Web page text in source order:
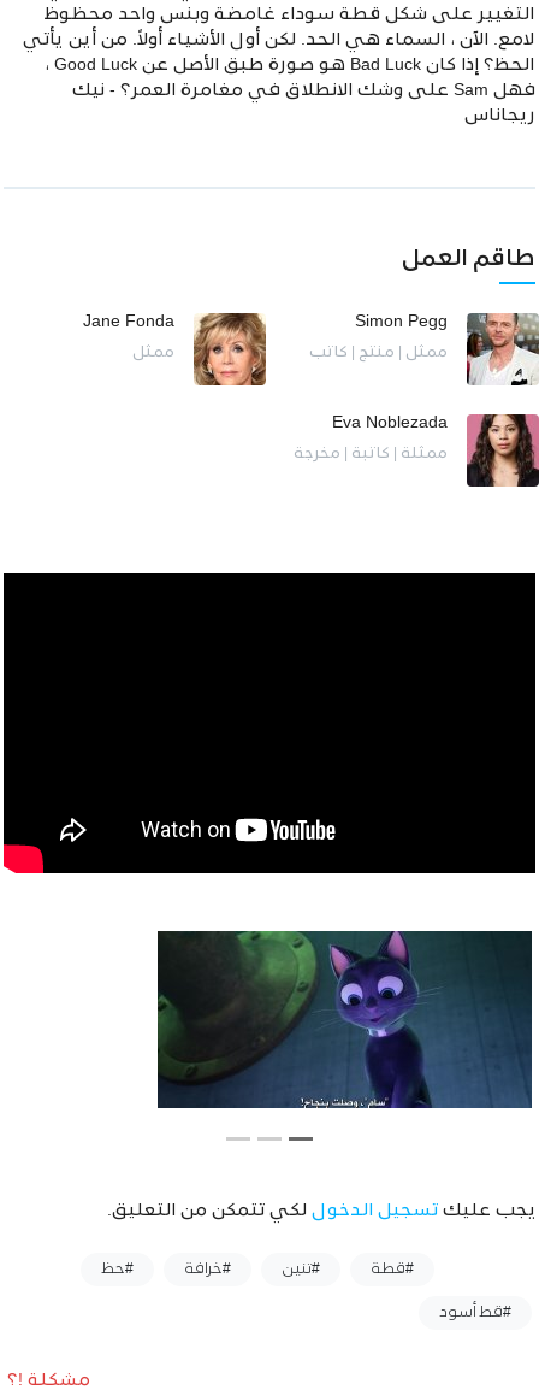
التغيير على شكل قطة سوداء غامضة وبنس واحد محظوظ
لامع. الآن ، السماء هي الحد. لكن أول الأشياء أولاً. من أين يأتي
الحظ؟ إذا كان Bad Luck هو صورة طبق الأصل عن Good Luck ،
فهل Sam على وشك الانطلاق في مغامرة العمر؟ - نيك
ريجاناس
طاقم العمل
Simon Pegg
ممثل | منتج | كاتب
Jane Fonda
ممثل
Eva Noblezada
ممثلة | كاتبة | مخرجة
يجب عليك تسجيل الدخول لكي تتمكن من التعليق.
#قطة #تنين #خرافة #حظ
#قط أسود
مشكلة !؟